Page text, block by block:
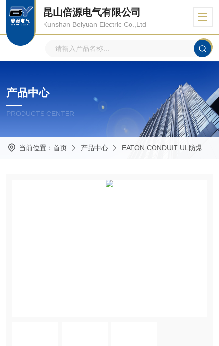
昆山倍源电气有限公司
Kunshan Beiyuan Electric Co.,Ltd
产品中心
PRODUCTS CENTER
当前位置： 首页 产品中心 EATON CONDUIT UL防爆管件